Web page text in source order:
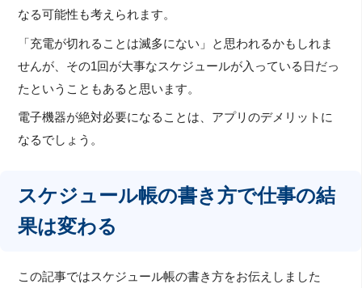
なる可能性も考えられます。
「充電が切れることは滅多にない」と思われるかもしれま
せんが、その1回が大事なスケジュールが入っている日だっ
たということもあると思います。
電子機器が絶対必要になることは、アプリのデメリットに
なるでしょう。
スケジュール帳の書き方で仕事の結
果は変わる
この記事ではスケジュール帳の書き方をお伝えしました